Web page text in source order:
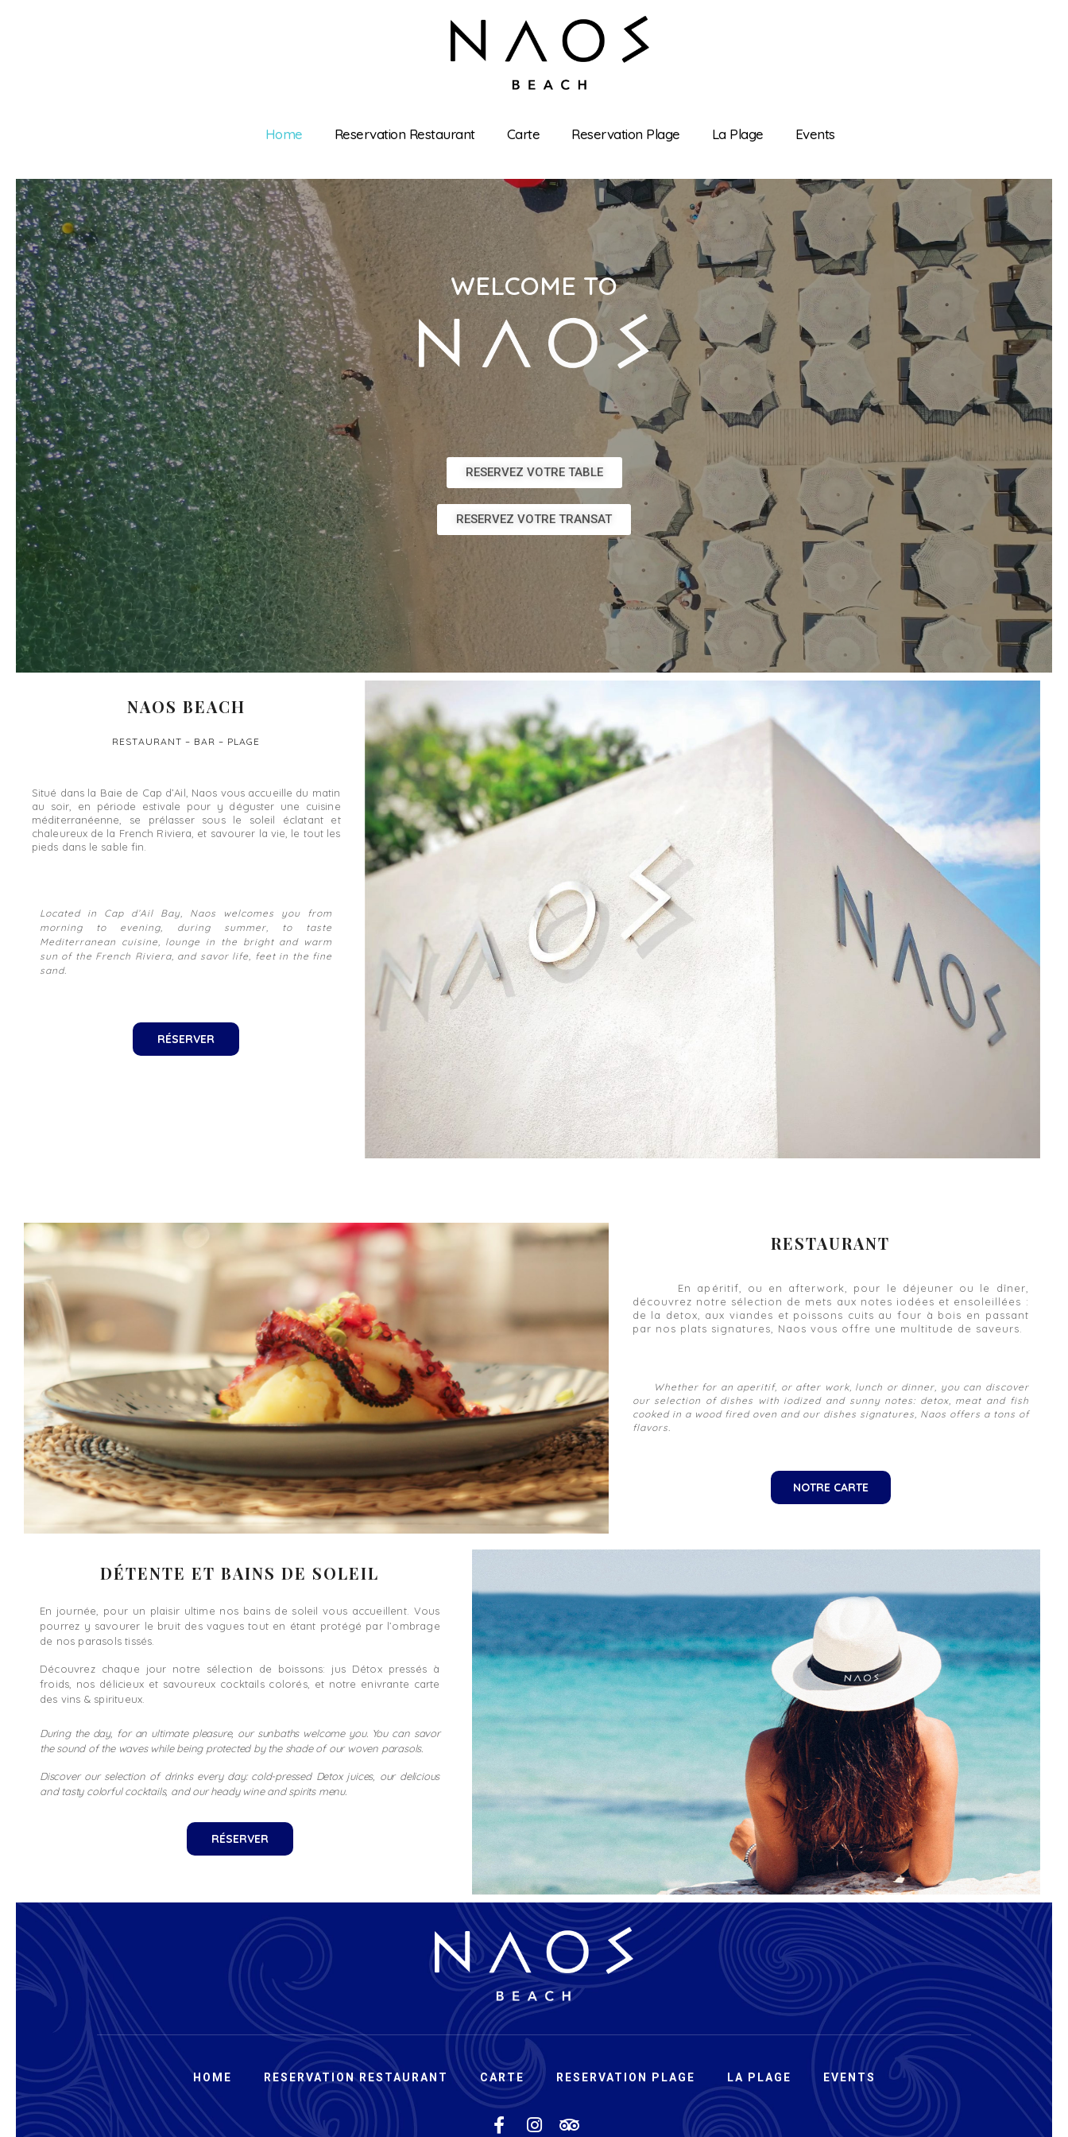
Home Reservation Restaurant Carte Reservation Plage La Plage Events
WELCOME TO
RESERVEZ VOTRE TABLE
RESERVEZ VOTRE TRANSAT
NAOS BEACH
RESTAURANT – BAR – PLAGE
Situé dans la Baie de Cap d’Ail, Naos vous accueille du matin
au soir, en période estivale pour y déguster une cuisine
méditerranéenne, se prélasser sous le soleil éclatant et
chaleureux de la French Riviera, et savourer la vie, le tout les
pieds dans le sable fin.
Located in Cap d’Ail Bay, Naos welcomes you from
morning to evening, during summer, to taste
Mediterranean cuisine, lounge in the bright and warm
sun of the French Riviera, and savor life, feet in the fine
sand.
RÉSERVER
RESTAURANT
En apéritif, ou en afterwork, pour le déjeuner ou le dîner,
découvrez notre sélection de mets aux notes iodées et ensoleillées :
de la detox, aux viandes et poissons cuits au four à bois en passant
par nos plats signatures, Naos vous offre une multitude de saveurs.
Whether for an aperitif, or after work, lunch or dinner, you can discover
our selection of dishes with iodized and sunny notes: detox, meat and fish
cooked in a wood fired oven and our dishes signatures, Naos offers a tons of
flavors.
NOTRE CARTE
DÉTENTE ET BAINS DE SOLEIL
En journée, pour un plaisir ultime nos bains de soleil vous accueillent. Vous
pourrez y savourer le bruit des vagues tout en étant protégé par l’ombrage
de nos parasols tissés.
Découvrez chaque jour notre sélection de boissons: jus Détox pressés à
froids, nos délicieux et savoureux cocktails colorés, et notre enivrante carte
des vins & spiritueux.
During the day, for an ultimate pleasure, our sunbaths welcome you. You can savor
the sound of the waves while being protected by the shade of our woven parasols.
Discover our selection of drinks every day: cold-pressed Detox juices, our delicious
and tasty colorful cocktails, and our heady wine and spirits menu.
RÉSERVER
HOME RESERVATION RESTAURANT CARTE RESERVATION PLAGE LA PLAGE EVENTS